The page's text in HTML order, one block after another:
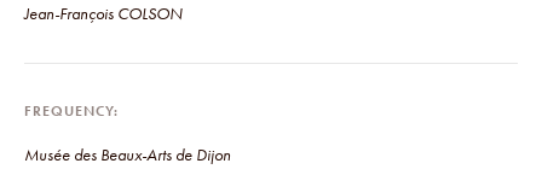
Jean-François COLSON
FREQUENCY
Musée des Beaux-Arts de Dijon